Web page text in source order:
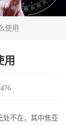
使用
用
处不在，其中焦亚